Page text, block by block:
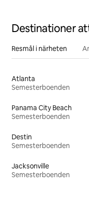
Destinationer
Resmål i närheten
Atlanta
Semesterboenden
Panama City Beach
Semesterboenden
Destin
Semesterboenden
Jacksonville
Semesterboenden